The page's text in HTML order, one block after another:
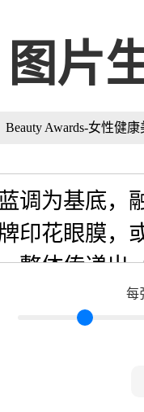
图片
Beauty Awards-女性健
每